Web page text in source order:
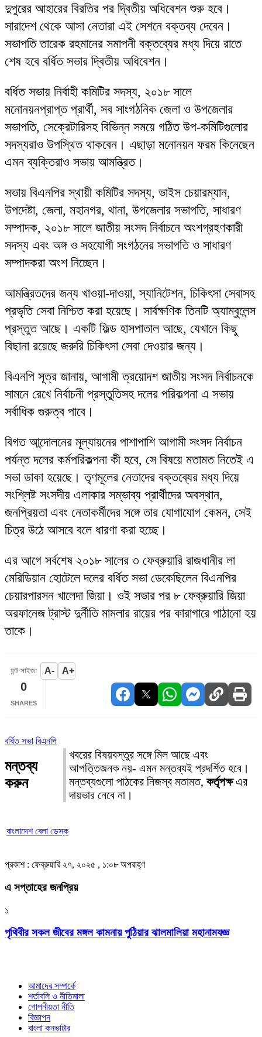
দুপুরের আহারের বিরতির পর দ্বিতীয় অধিবেশন শুরু হবে।
সারাদেশ থেকে আসা নেতারা এই সেশনে বক্তব্য দেবেন।
সভাপতি তারেক রহমানের সমাপনী বক্তব্যের মধ্য দিয়ে রাতে
শেষ হবে বর্ধিত সভার দ্বিতীয় অধিবেশন।
বর্ধিত সভায় নির্বাহী কমিটির সদস্য, ২০১৮ সালে
মনোনয়নপ্রাপ্ত প্রার্থী, সব সাংগঠনিক জেলা ও উপজেলার
সভাপতি, সেক্রেটারিসহ বিভিন্ন সময়ে গঠিত উপ-কমিটিগুলোর
সদস্যরাও উপস্থিত থাকবেন। এছাড়া মনোনয়ন ফরম কিনেছেন
এমন ব্যক্তিরাও সভায় আমন্ত্রিত।
সভায় বিএনপির স্থায়ী কমিটির সদস্য, ভাইস চেয়ারম্যান,
উপদেষ্টা, জেলা, মহানগর, থানা, উপজেলার সভাপতি, সাধারণ
সম্পাদক, ২০১৮ সালে জাতীয় সংসদ নির্বাচনে অংশগ্রহণকারী
সদস্য এবং অঙ্গ ও সহযোগী সংগঠনের সভাপতি ও সাধারণ
সম্পাদকরা অংশ নিচ্ছেন।
আমন্ত্রিতদের জন্য খাওয়া-দাওয়া, স্যানিটেশন, চিকিৎসা সেবাসহ
প্রভৃতি সেবা নিশ্চিত করা হয়েছে। সার্বক্ষণিক তিনটি অ্যাম্বুলেন্স
প্রস্তুত আছে। একটি ফিল্ড হাসপাতাল আছে, যেখানে কিছু
বিছানা রয়েছে জরুরি চিকিৎসা সেবা দেওয়ার জন্য।
বিএনপি সূত্র জানায়, আগামী ত্রয়োদশ জাতীয় সংসদ নির্বাচনকে
সামনে রেখে নির্বাচনী প্রস্তুতিসহ দলের পরিকল্পনা এ সভায়
সর্বাধিক গুরুত্ব পাবে।
বিগত আন্দোলনের মূল্যায়নের পাশাপাশি আগামী সংসদ নির্বাচন
পর্যন্ত দলের কর্মপরিকল্পনা কী হবে, সে বিষয়ে মতামত নিতেই এ
সভা ডাকা হয়েছে। তৃণমূলের নেতাদের বক্তব্যের মধ্য দিয়ে
সংশ্লিষ্ট সংসদীয় এলাকার সম্ভাব্য প্রার্থীদের অবস্থান,
জনপ্রিয়তা এবং নেতাকর্মীদের সঙ্গে তার যোগাযোগ কেমন, সেই
চিত্র উঠে আসবে বলে ধারণা করা হচ্ছে।
এর আগে সর্বশেষ ২০১৮ সালের ৩ ফেব্রুয়ারি রাজধানীর লা
মেরিডিয়ান হোটেলে দলের বর্ধিত সভা ডেকেছিলেন বিএনপির
চেয়ারপারসন খালেদা জিয়া। ওই সভার পর ৮ ফেব্রুয়ারি জিয়া
অরফানেজ ট্রাস্ট দুর্নীতি মামলার রায়ের পর কারাগারে পাঠানো হয়
তাকে।
ফন্ট সাইজ: A- A+
0
SHARES
বর্ধিত সভা বিএনপি
মন্তব্য
করুন
খবরের বিষয়বস্তুর সঙ্গে মিল আছে এবং
আপত্তিজনক নয়- এমন মন্তব্যই প্রদর্শিত হবে।
মন্তব্যগুলো পাঠকের নিজস্ব মতামত, কর্তৃপক্ষএর
দায়ভার নেবে না।
বাংলাদেশ বেলা ডেস্ক
প্রকাশ : ফেব্রুয়ারি ২৭, ২০২৫ , ১:০৮ অপরাহ্ণ
এ সপ্তাহের জনপ্রিয়
১
পৃথিবীর সকল জীবের মঙ্গল কামনায় পুঠিয়ার ঝালমালিয়া মহানামযজ্ঞ
আমাদের সম্পর্কে
শর্তাবলি ও নীতিমালা
গোপনীয়তা নীতি
বিজ্ঞাপন
বাংলা কনভাটার